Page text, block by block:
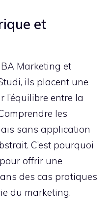
et
Marketing et
ils placent une
entre la
les
sans application
C’est pourquoi
offrir une
des cas pratiques
du marketing.